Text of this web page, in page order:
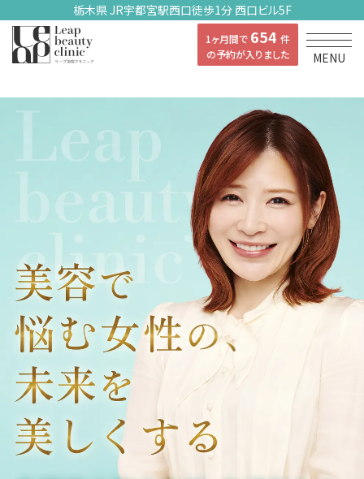
栃木県 JR宇都宮駅西口徒歩1分 西口ビル5F
1ヶ月間で 654 件
の予約が入りました
MENU